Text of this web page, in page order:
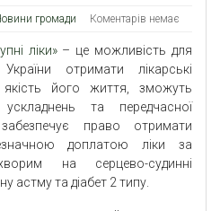
громади Коментарів немає
ліки»– це можливість для
отримати лікарські
його життя, зможуть
та передчасної
право отримати
доплатою ліки за
на серцево-судинні
астму та діабет 2 типу.